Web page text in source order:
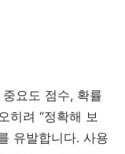
중요도 점수, 확률
히려 “정확해 보
유발합니다. 사용